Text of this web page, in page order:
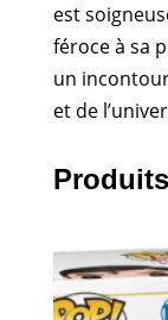
est
féroce à sa
un
et de